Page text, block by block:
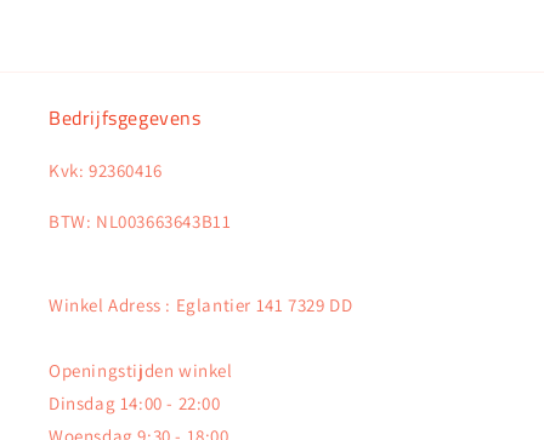
Bedrijfsgegevens
Kvk: 92360416
BTW: NL003663643B11
Winkel Adress : Eglantier 141 7329 DD
Openingstijden winkel
Dinsdag 14:00 - 22:00